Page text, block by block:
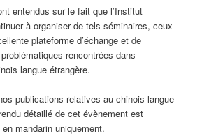
entendus sur le fait que l’Institut
à organiser de tels séminaires, ceux-
plateforme d’échange et de
rencontrées dans
langue étrangère.
publications relatives au chinois langue
détaillé de cet évènement est
mandarin uniquement.